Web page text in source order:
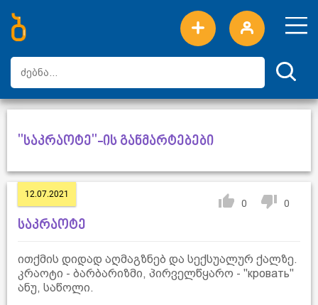
ახალი სიტყვები
ტოპ სიტყვები
დღის ტოპ სიტყვები
ტოპ მომხმარებლები
"საკრაოტე"-ის განმარტებები
12.07.2021
0 0
საკრაოტე
ითქმის დიდად აღმაგზნებ და სექსუალურ ქალზე.
კრაოტი - ბარბარიზმი, პირველწყარო - "кровать"
ანუ, საწოლი.